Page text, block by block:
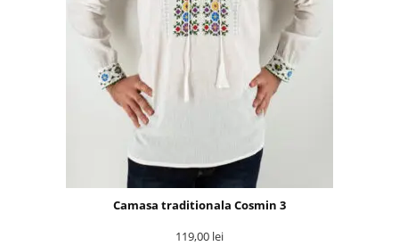
Camasa traditionala Cosmin 3
119,00 lei